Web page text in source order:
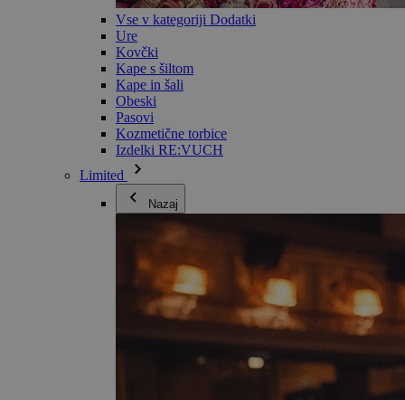
Vse v kategoriji Dodatki
Ure
Kovčki
Kape s šiltom
Kape in šali
Obeski
Pasovi
Kozmetične torbice
Izdelki RE:VUCH
Limited
Nazaj